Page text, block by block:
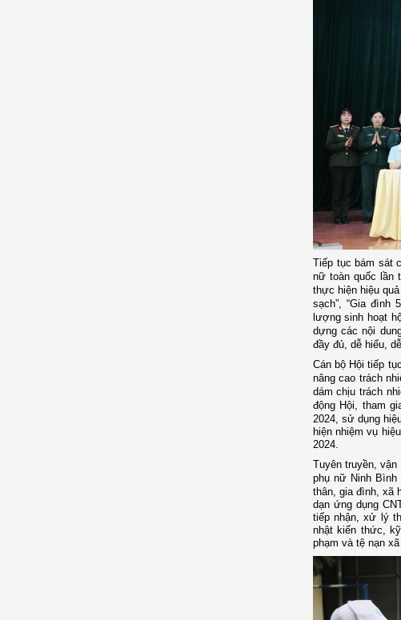
Tiếp tục bám sát
nữ toàn quốc lần
thực hiện hiệu
sạch”, “Gia đình
lượng sinh hoạt
dựng các nội
đầy đủ, dễ hiểu,
Cán bộ Hội tiếp
nâng cao trách
dám chịu trách
động Hội, tham
2024, sử dụng
hiện nhiệm vụ
2024.
Tuyên truyền,
phụ nữ Ninh
thân, gia đình, xã
dạn ứng dụng
tiếp nhận, xử lý
nhật kiến thức,
phạm và tệ nạn